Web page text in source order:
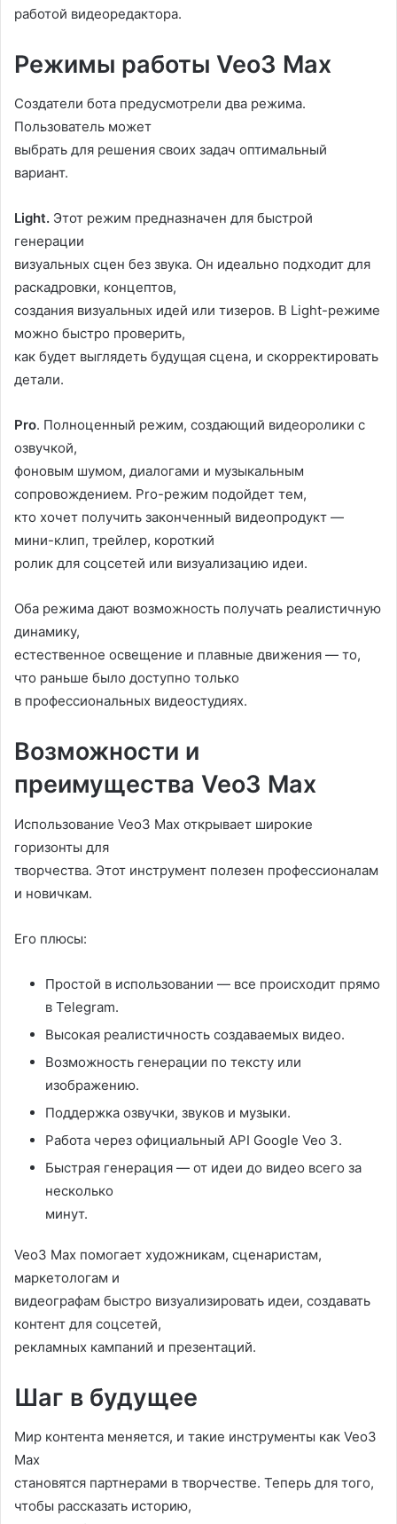
работой видеоредактора.
Режимы работы Veo3 Max
Создатели бота предусмотрели два режима.
Пользователь может
выбрать для решения своих задач оптимальный
вариант.
Light. Этот режим предназначен для быстрой
генерации
визуальных сцен без звука. Он идеально подходит для
раскадровки, концептов,
создания визуальных идей или тизеров. В Light-режиме
можно быстро проверить,
как будет выглядеть будущая сцена, и скорректировать
детали.
Pro. Полноценный режим, создающий видеоролики с
озвучкой,
фоновым шумом, диалогами и музыкальным
сопровождением. Pro-режим подойдет тем,
кто хочет получить законченный видеопродукт —
мини-клип, трейлер, короткий
ролик для соцсетей или визуализацию идеи.
Оба режима дают возможность получать реалистичную
динамику,
естественное освещение и плавные движения — то,
что раньше было доступно только
в профессиональных видеостудиях.
Возможности и
преимущества Veo3 Max
Использование Veo3 Max открывает широкие
горизонты для
творчества. Этот инструмент полезен профессионалам
и новичкам.
Его плюсы:
Простой в использовании — все происходит прямо
в Telegram.
Высокая реалистичность создаваемых видео.
Возможность генерации по тексту или
изображению.
Поддержка озвучки, звуков и музыки.
Работа через официальный API Google Veo 3.
Быстрая генерация — от идеи до видео всего за
несколько
минут.
Veo3 Max помогает художникам, сценаристам,
маркетологам и
видеографам быстро визуализировать идеи, создавать
контент для соцсетей,
рекламных кампаний и презентаций.
Шаг в будущее
Мир контента меняется, и такие инструменты как Veo3
Max
становятся партнерами в творчестве. Теперь для того,
чтобы рассказать историю,